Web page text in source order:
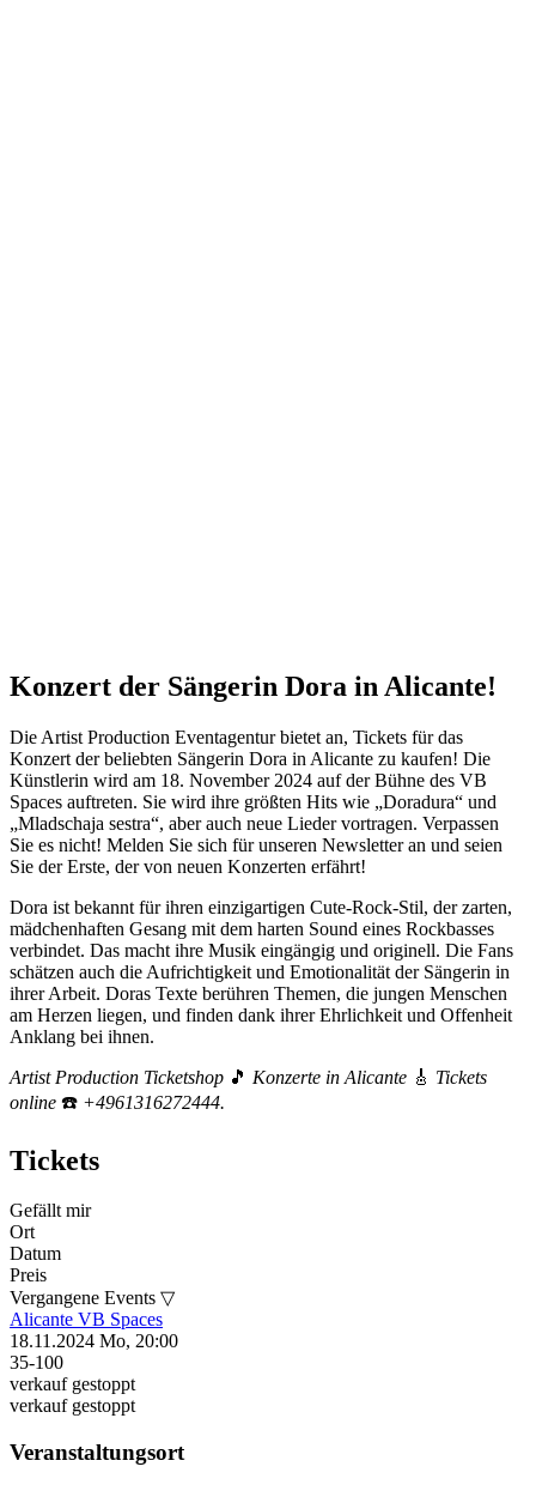
Konzert der Sängerin Dora in Alicante!
Die Artist Production Eventagentur bietet an, Tickets für das
Konzert der beliebten Sängerin Dora in Alicante zu kaufen! Die
Künstlerin wird am 18. November 2024 auf der Bühne des VB
Spaces auftreten. Sie wird ihre größten Hits wie „Doradura“ und
„Mladschaja sestra“, aber auch neue Lieder vortragen. Verpassen
Sie es nicht! Melden Sie sich für unseren Newsletter an und seien
Sie der Erste, der von neuen Konzerten erfährt!
Dora ist bekannt für ihren einzigartigen Cute-Rock-Stil, der zarten,
mädchenhaften Gesang mit dem harten Sound eines Rockbasses
verbindet. Das macht ihre Musik eingängig und originell. Die Fans
schätzen auch die Aufrichtigkeit und Emotionalität der Sängerin in
ihrer Arbeit. Doras Texte berühren Themen, die jungen Menschen
am Herzen liegen, und finden dank ihrer Ehrlichkeit und Offenheit
Anklang bei ihnen.
Artist Production Ticketshop 🎵 Konzerte in Alicante 🎸 Tickets
online ☎️ +4961316272444.
Tickets
Gefällt mir
Ort
Datum
Preis
Vergangene Events ▽
Alicante VB Spaces
18.11.2024 Mo, 20:00
35-100
verkauf gestoppt
verkauf gestoppt
Veranstaltungsort